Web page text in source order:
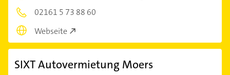
02161 5 73 88 60
Webseite
SIXT Autovermietung Moers